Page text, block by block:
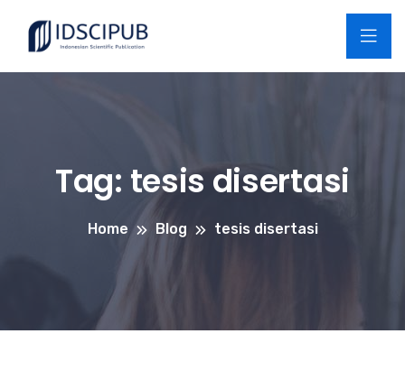
Tag: tesis disertasi
Home Blog tesis disertasi